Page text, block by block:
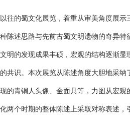
以往的蜀文化展览，着重从审美角度展
种陈述思路与先前古蜀文明遗物的奇异
文明的发现成果丰硕，宏观的结构逐渐
的共识。本次展览从陈述角度大胆地采
现的青铜人头像、金面具等，力图从宏
化两个时期的整体陈述上采取对称表述